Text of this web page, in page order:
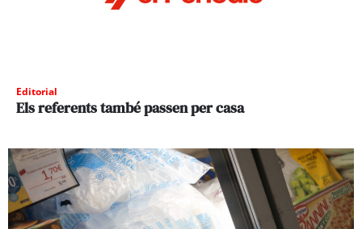
Editorial
Els referents també passen per casa